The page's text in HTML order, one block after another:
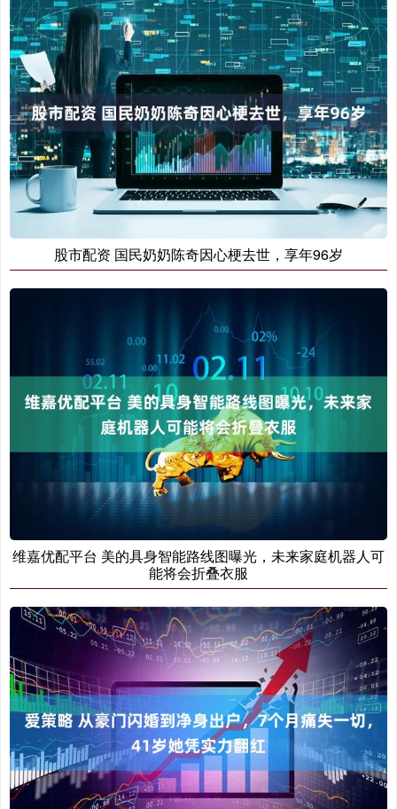
股市配资 国民奶奶陈奇因心梗去世，享年96岁
维嘉优配平台 美的具身智能路线图曝光，未来家庭机器人可
能将会折叠衣服